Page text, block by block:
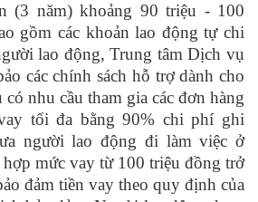
(3 năm) khoảng 90 triệu - 100
gồm các khoản lao động tự chi
lao động, Trung tâm Dịch vụ
các chính sách hỗ trợ dành cho
nhu cầu tham gia các đơn hàng
tối đa bằng 90% chi phí ghi
người lao động đi làm việc ở
mức vay từ 100 triệu đồng trở
đảm tiền vay theo quy định của